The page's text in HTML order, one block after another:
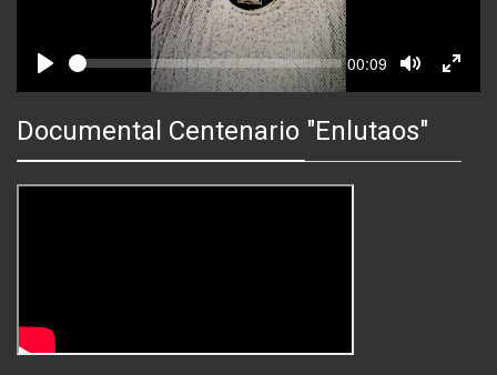
Seek Current
00:09
Mute
Documental Centenario "Enlutaos"